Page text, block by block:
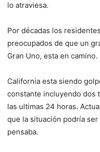
lo atraviesa.
Por décadas los
preocupados de que un
Gran Uno, esta en camino.
California esta siendo
constante incluyendo dos
las ultimas 24 horas.
que la situación podría
pensaba.